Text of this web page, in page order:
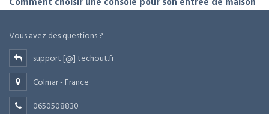
Vous avez des questions ?
support [@] techout.fr
Colmar - France
0650508830